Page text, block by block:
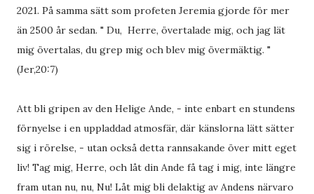
2021. På samma sätt som profeten Jeremia gjorde för mer
än 2500 år sedan. " Du, Herre, övertalade mig, och jag lät
mig övertalas, du grep mig och blev mig övermäktig. "
(Jer,20:7)
Att bli gripen av den Helige Ande, - inte enbart en stundens
förnyelse i en uppladdad atmosfär, där känslorna lätt sätter
sig i rörelse, - utan också detta rannsakande över mitt eget
liv! Tag mig, Herre, och låt din Ande få tag i mig, inte längre
fram utan nu, nu, Nu! Låt mig bli delaktig av Andens närvaro